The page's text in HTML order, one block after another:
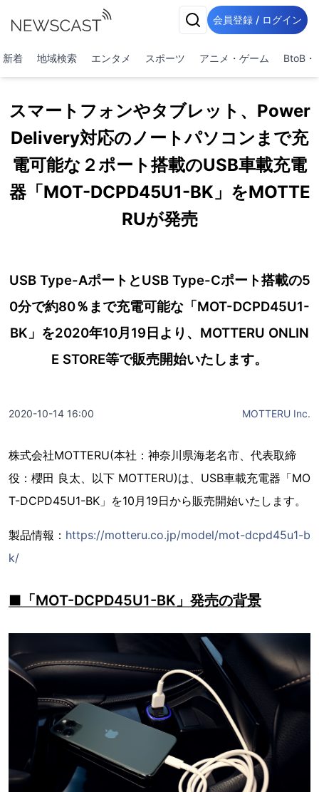
会員登録 / ログイン
新着 地域検索 エンタメ スポーツ アニメ・ゲーム BtoB・
スマートフォンやタブレット、Power
Delivery対応のノートパソコンまで充
電可能な２ポート搭載のUSB車載充電
器「MOT-DCPD45U1-BK」をMOTTE
RUが発売
USB Type-AポートとUSB Type-Cポート搭載の5
0分で約80％まで充電可能な「MOT-DCPD45U1-
BK」を2020年10月19日より、MOTTERU ONLIN
E STORE等で販売開始いたします。
2020-10-14 16:00 MOTTERU Inc.
株式会社MOTTERU(本社：神奈川県海老名市、代表取締
役：櫻田 良太、以下 MOTTERU)は、USB車載充電器「MO
T-DCPD45U1-BK」を10月19日から販売開始いたします。
製品情報： https://motteru.co.jp/model/mot-dcpd45u1-b
k/
■「MOT-DCPD45U1-BK」発売の背景